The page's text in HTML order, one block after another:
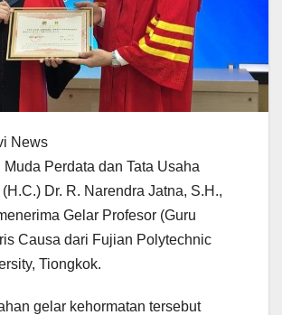
News
Perdata dan Tata Usaha
Dr. R. Narendra Jatna, S.H.,
Gelar Profesor (Guru
Causa dari Fujian Polytechnic
Tiongkok.
gelar kehormatan tersebut